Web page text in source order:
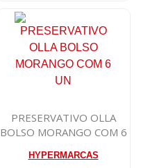
PRESERVATIVO OLLA
BOLSO MORANGO COM 6
HYPERMARCAS